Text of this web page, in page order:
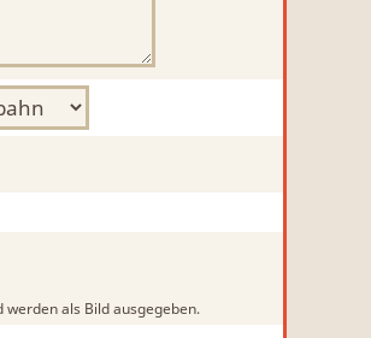
werden als Bild ausgegeben.